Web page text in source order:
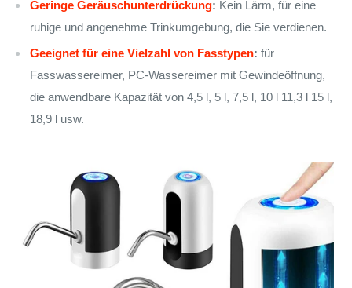
Geringe Geräuschunterdrückung: Kein Lärm, für eine
ruhige und angenehme Trinkumgebung, die Sie verdienen.
Geeignet für eine Vielzahl von Fasstypen: für
Fasswassereimer, PC-Wassereimer mit Gewindeöffnung,
die anwendbare Kapazität von 4,5 l, 5 l, 7,5 l, 10 l 11,3 l 15 l,
18,9 l usw.